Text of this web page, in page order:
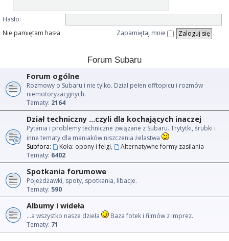
Hasło:
Nie pamiętam hasła
Zapamiętaj mnie
Forum Subaru
Forum ogólne
Rozmowy o Subaru i nie tylko. Dział pełen offtopicu i rozmów
niemotoryzacyjnych.
Tematy: 2164
Dział techniczny ...czyli dla kochających inaczej
Pytania i problemy techniczne związane z Subaru. Trytytki, śrubki i
inne tematy dla maniaków niszczenia żelastwa
Subfora:
Koła: opony i felgi,
Alternatywne formy zasilania
Tematy: 6402
Spotkania forumowe
Pojeżdżawki, spoty, spotkania, libacje.
Tematy: 590
Albumy i wideła
...a wszystko nasze dzieła
Baza fotek i filmów z imprez.
Tematy: 71